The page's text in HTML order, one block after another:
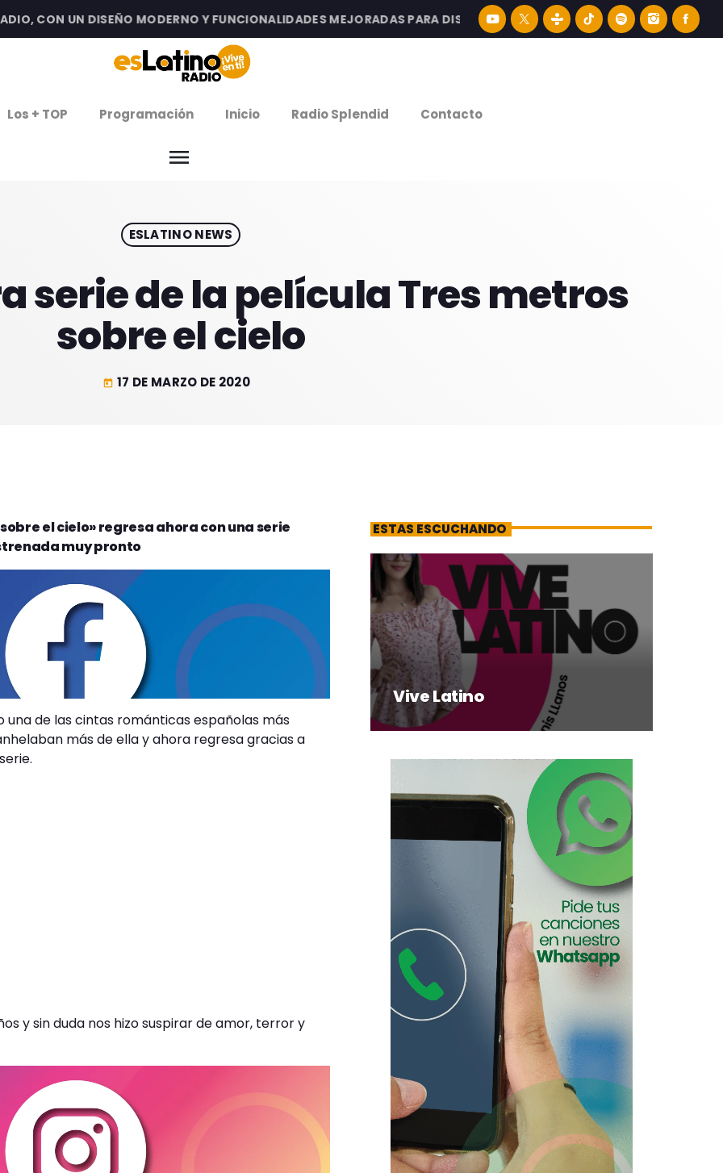
CON UN DISEÑO MODERNO Y FUNCIONALIDADES MEJORADAS PARA DISFRUTAR LA MEJOR MÚSICA LATINA Y
Los + TOP Programación Inicio Radio Splendid Contacto
menu
DE ESTRENOS ESLATINO NEWS
serie de la película Tres metros
sobre el cielo
today 17 DE MARZO DE 2020
el cielo» regresa ahora con una serie
muy pronto
una de las cintas románticas españolas más
más de ella y ahora regresa gracias a
y sin duda nos hizo suspirar de amor, terror y
ESTAS ESCUCHANDO
Vive Latino